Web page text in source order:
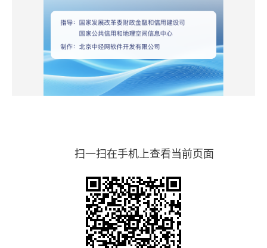
扫一扫在手机上查看当前页面